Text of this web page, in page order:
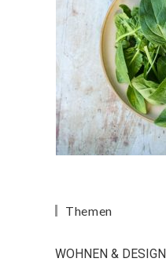
Themen
WOHNEN & DESIGN